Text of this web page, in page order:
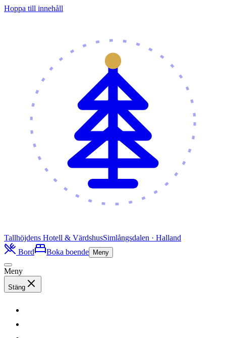
Hoppa till innehåll
Tallhöjdens Hotell & VärdshusSimlångsdalen · Halland
Bord
Boka boende Meny
Meny
Stäng